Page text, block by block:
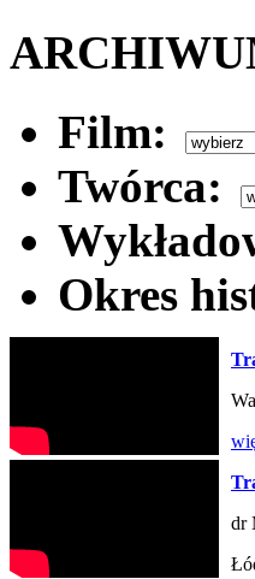
Film:
Twórca:
Okres
dr